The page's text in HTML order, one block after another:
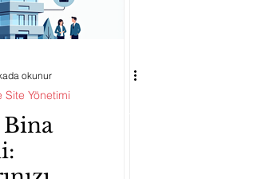
okunur
Yönetimi
Bina